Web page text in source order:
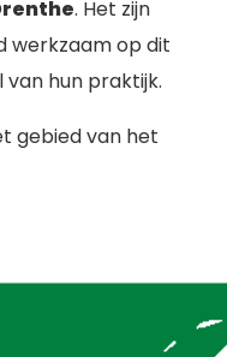
. Het zijn
werkzaam op dit
hun praktijk.
gebied van het